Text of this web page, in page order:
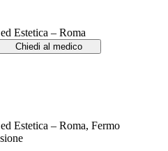
Estetica – Roma
Chiedi al medico
Estetica – Roma, Fermo